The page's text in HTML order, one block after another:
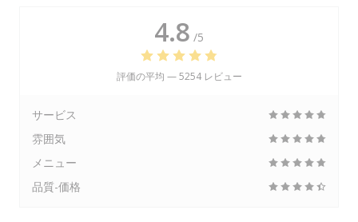
4.8 /5
評価の平均 —5254 レビュー
サービス
雰囲気
メニュー
品質-価格